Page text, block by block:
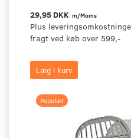
29,95 DKK m/Moms
Plus
fragt ved køb over 599,-
Læg i kurv
Populær